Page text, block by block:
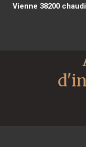
Vienne 38200